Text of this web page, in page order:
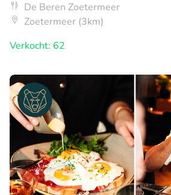
De Beren Zoetermeer
Zoetermeer (3km)
Verkocht: 62